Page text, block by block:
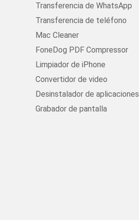
Transferencia de WhatsApp
Transferencia de teléfono
Mac Cleaner
FoneDog PDF Compressor
Limpiador de iPhone
Convertidor de video
Desinstalador de aplicaciones
Grabador de pantalla